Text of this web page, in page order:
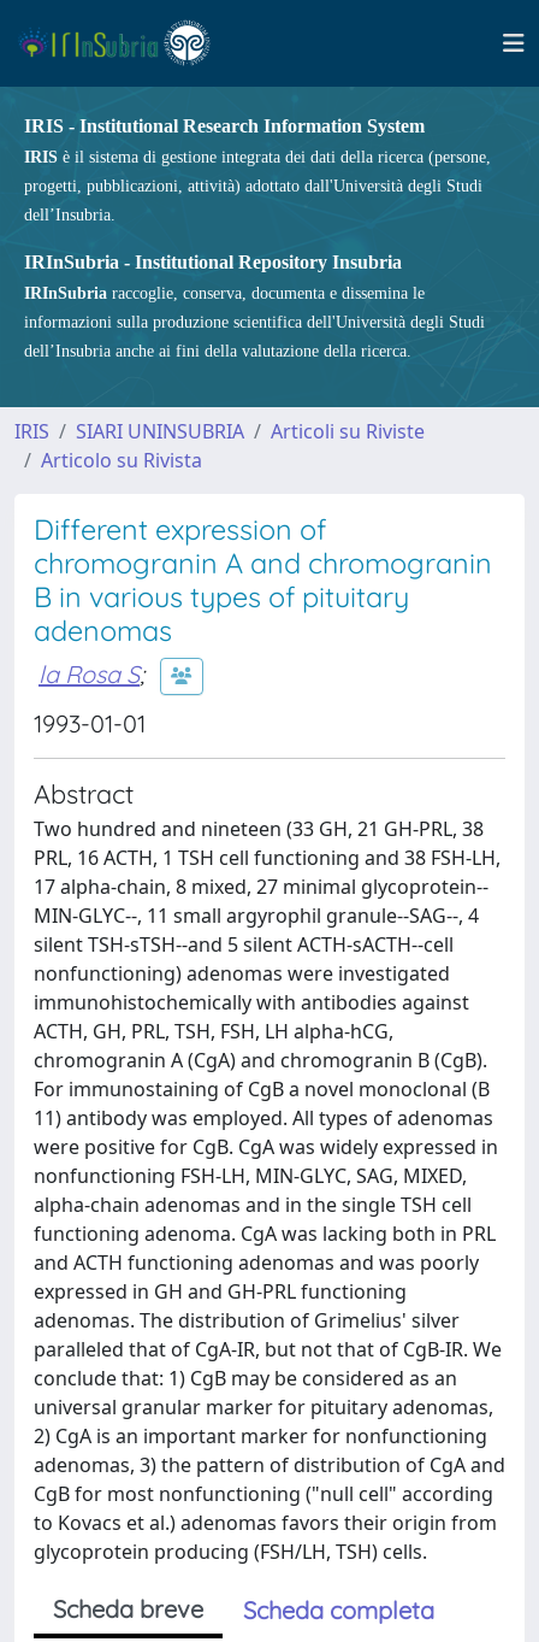
IRIS - Institutional Research Information System
IRIS è il sistema di gestione integrata dei dati della ricerca (persone,
progetti, pubblicazioni, attività) adottato dall'Università degli Studi
dell’Insubria.
IRInSubria - Institutional Repository Insubria
IRInSubria raccoglie, conserva, documenta e dissemina le
informazioni sulla produzione scientifica dell'Università degli Studi
dell’Insubria anche ai fini della valutazione della ricerca.
IRIS SIARI UNINSUBRIA
Articoli su Riviste
Articolo su Rivista
Different expression of
chromogranin A and chromogranin
B in various types of pituitary
adenomas
la Rosa S;
1993-01-01
Abstract
Two hundred and nineteen (33 GH, 21 GH-PRL, 38
PRL, 16 ACTH, 1 TSH cell functioning and 38 FSH-LH,
17 alpha-chain, 8 mixed, 27 minimal glycoprotein--
MIN-GLYC--, 11 small argyrophil granule--SAG--, 4
silent TSH-sTSH--and 5 silent ACTH-sACTH--cell
nonfunctioning) adenomas were investigated
immunohistochemically with antibodies against
ACTH, GH, PRL, TSH, FSH, LH alpha-hCG,
chromogranin A (CgA) and chromogranin B (CgB).
For immunostaining of CgB a novel monoclonal (B
11) antibody was employed. All types of adenomas
were positive for CgB. CgA was widely expressed in
nonfunctioning FSH-LH, MIN-GLYC, SAG, MIXED,
alpha-chain adenomas and in the single TSH cell
functioning adenoma. CgA was lacking both in PRL
and ACTH functioning adenomas and was poorly
expressed in GH and GH-PRL functioning
adenomas. The distribution of Grimelius' silver
paralleled that of CgA-IR, but not that of CgB-IR. We
conclude that: 1) CgB may be considered as an
universal granular marker for pituitary adenomas,
2) CgA is an important marker for nonfunctioning
adenomas, 3) the pattern of distribution of CgA and
CgB for most nonfunctioning ("null cell" according
to Kovacs et al.) adenomas favors their origin from
glycoprotein producing (FSH/LH, TSH) cells.
Scheda breve
Scheda completa